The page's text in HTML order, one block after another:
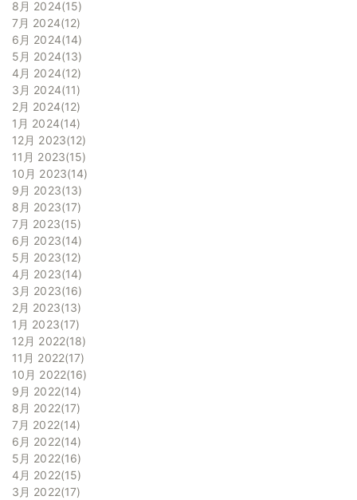
8月 2024 15
7月 2024 12
6月 2024 14
5月 2024 13
4月 2024 12
3月 2024 11
2月 2024 12
1月 2024 14
12月 2023 12
11月 2023 15
10月 2023 14
9月 2023 13
8月 2023 17
7月 2023 15
6月 2023 14
5月 2023 12
4月 2023 14
3月 2023 16
2月 2023 13
1月 2023 17
12月 2022 18
11月 2022 17
10月 2022 16
9月 2022 14
8月 2022 17
7月 2022 14
6月 2022 14
5月 2022 16
4月 2022 15
3月 2022 17